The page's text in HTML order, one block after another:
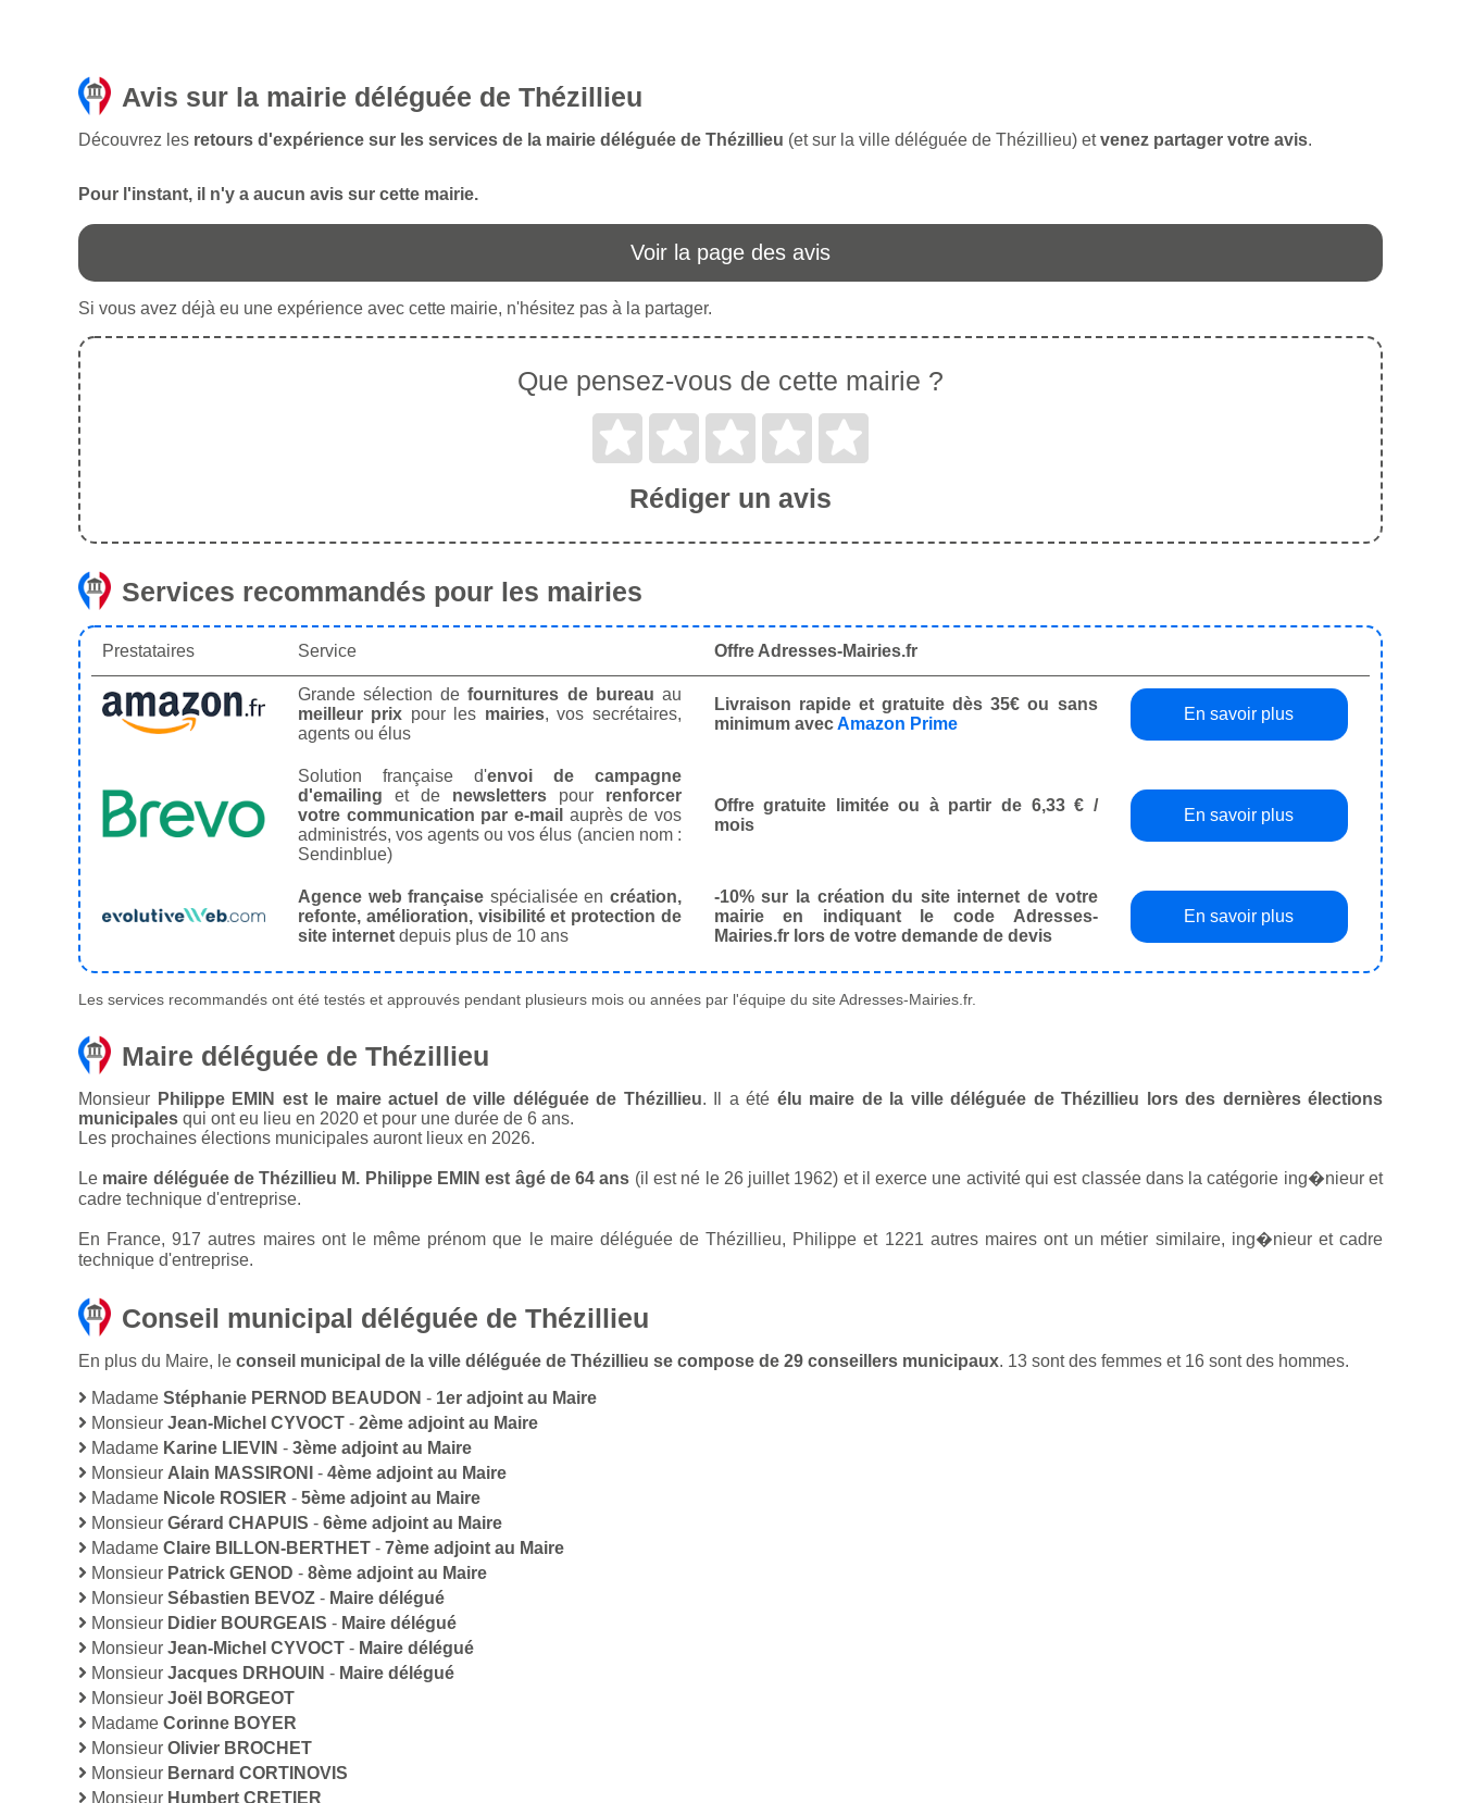
Avis sur la mairie déléguée de Thézillieu
Découvrez les retours d'expérience sur les services de la mairie déléguée de Thézillieu (et sur la ville déléguée de Thézillieu) etvenez partager votre avis.
Pour l'instant, il n'y a aucun avis sur cette mairie.
Voir la page des avis
Si vous avez déjà eu une expérience avec cette mairie, n'hésitez pas à la partager.
Que pensez-vous de cette mairie ?
Rédiger un avis
Services recommandés pour les mairies
Prestataires Service Offre Adresses-Mairies.fr
Grande sélection defournitures de bureau au
meilleur prix pour les mairies, vos secrétaires,
agents ou élus
Livraison rapide et gratuite dès 35€ ou sans
minimum avecAmazon Prime
En savoir plus
Solution française d'envoi de campagne
d'emailing et de newsletterspour renforcer
votre communication par e-mail auprès de vos
administrés, vos agents ou vos élus (ancien nom :
Sendinblue)
Offre gratuite limitée ou à partir de 6,33 € /
mois
En savoir plus
Agence web française spécialisée en création,
refonte, amélioration, visibilité et protection de
site internet depuis plus de 10 ans
-10% sur la création du site internet de votre
mairie en indiquant le code Adresses-
Mairies.fr lors de votre demande de devis
En savoir plus
Les services recommandés ont été testés et approuvés pendant plusieurs mois ou années par l'équipe du site Adresses-Mairies.fr.
Maire déléguée de Thézillieu
Monsieur Philippe EMIN est le maire actuel de ville déléguée de Thézillieu. Il a été élu maire de la ville déléguée de Thézillieu lors des dernières élections
municipales qui ont eu lieu en 2020 et pour une durée de 6 ans.
Les prochaines élections municipales auront lieux en 2026.
Le maire déléguée de Thézillieu M. Philippe EMIN est âgé de 64 ans (il est né le 26 juillet 1962) et il exerce une activité qui est classée dans la catégorie ing�nieur et
cadre technique d'entreprise.
En France, 917 autres maires ont le même prénom que le maire déléguée de Thézillieu, Philippe et 1221 autres maires ont un métier similaire, ing�nieur et cadre
technique d'entreprise.
Conseil municipal déléguée de Thézillieu
En plus du Maire, le conseil municipal de la ville déléguée de Thézillieu se compose de 29 conseillers municipaux. 13 sont des femmes et 16 sont des hommes.
Madame Stéphanie PERNOD BEAUDON - 1er adjoint au Maire
Monsieur Jean-Michel CYVOCT - 2ème adjoint au Maire
Madame Karine LIEVIN - 3ème adjoint au Maire
Monsieur Alain MASSIRONI - 4ème adjoint au Maire
Madame Nicole ROSIER - 5ème adjoint au Maire
Monsieur Gérard CHAPUIS - 6ème adjoint au Maire
Madame Claire BILLON-BERTHET - 7ème adjoint au Maire
Monsieur Patrick GENOD - 8ème adjoint au Maire
Monsieur Sébastien BEVOZ - Maire délégué
Monsieur Didier BOURGEAIS - Maire délégué
Monsieur Jean-Michel CYVOCT - Maire délégué
Monsieur Jacques DRHOUIN - Maire délégué
Monsieur Joël BORGEOT
Madame Corinne BOYER
Monsieur Olivier BROCHET
Monsieur Bernard CORTINOVIS
Monsieur Humbert CRETIER